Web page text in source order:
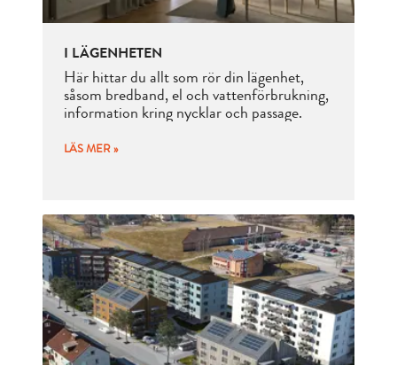
I LÄGENHETEN
Här hittar du allt som rör din lägenhet,
såsom bredband, el och vattenförbrukning,
information kring nycklar och passage.
LÄS MER »